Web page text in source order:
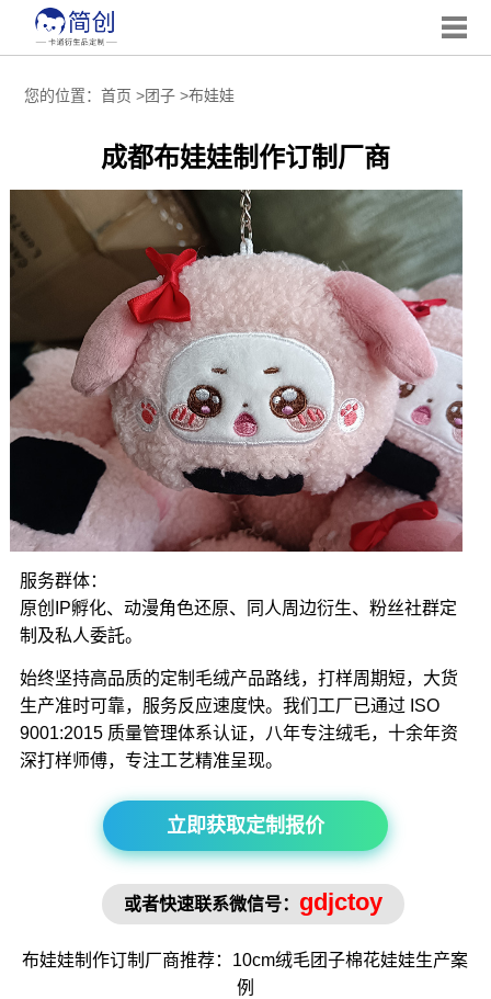
您的位置： 首页 >团子>布娃娃
成都布娃娃制作订制厂商
服务群体：
原创IP孵化、动漫角色还原、同人周边衍生、粉丝社群定
制及私人委託。
始终坚持高品质的定制毛绒产品路线，打样周期短，大货
生产准时可靠，服务反应速度快。我们工厂已通过 ISO
9001:2015 质量管理体系认证，八年专注绒毛，十余年资
深打样师傅，专注工艺精准呈现。
立即获取定制报价
或者快速联系微信号： gdjctoy
布娃娃制作订制厂商推荐：10cm绒毛团子棉花娃娃生产案
例